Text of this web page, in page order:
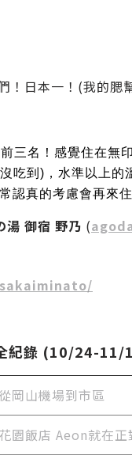
！日本一！(我的腮
三名！感覺住在無
吃到)，水準以上
認真的考慮會再來住
湯 御宿 野乃 (
紀錄 (10/24-11/
岡山機場到市區
園飯店 Aeon就在正